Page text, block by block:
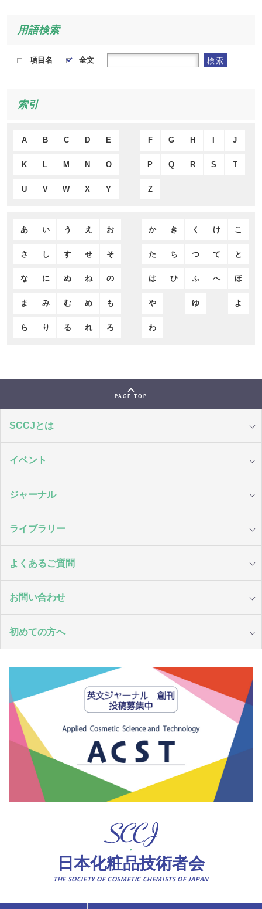
用語検索
項目名 全文 検索
索引
A B C D E F G H J
K L M N O P Q R S T
U V W X Y Z
あ い う え お か き く け こ
さ し す せ そ た ち つ て と
な に ぬ ね の は ひ ふ へ ほ
ま み む め も や ゆ よ
ら り る れ ろ わ
PAGE TOP
SCCJとは
イベント
ジャーナル
ライブラリー
よくあるご質問
お問い合わせ
初めての方へ
日本化粧品技術者会
THE SOCIETY OF COSMETIC CHEMISTS OF JAPAN